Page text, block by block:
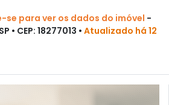
se para ver os dados do imóvel -
• CEP: 18277013 • Atualizado há 12